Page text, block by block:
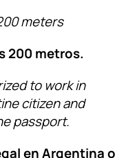
meters
200 metros.
to work in
citizen and
passport.
en Argentina o